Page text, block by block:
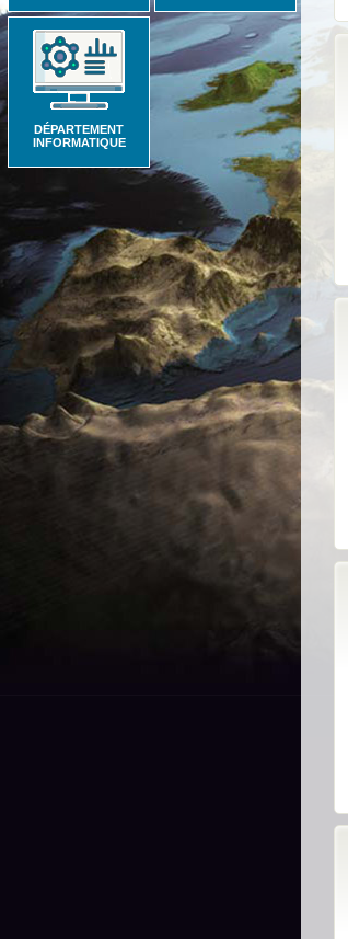
DÉPARTEMENT
INFORMATIQUE